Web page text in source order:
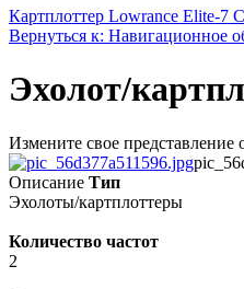
Картплоттер Lowrance Elite-7
Вернуться к: Навигационное
Эхолот/
Измените свое
Описание Тип
Эхолоты/картплоттеры
Количество частот
2